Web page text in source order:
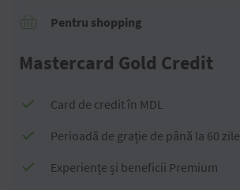
Pentru shopping
Mastercard Gold Credit
Card de credit în MDL
Perioadă de grație de până la 60 zile
Experiențe și beneficii Premium